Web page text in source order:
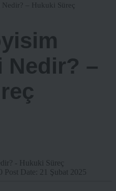
– Hukuki Süreç
Nedir? –
Post Date: 21 Şubat 2025